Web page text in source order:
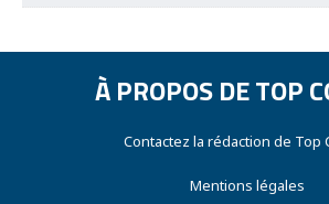
À PROPOS DE TOP
Contactez la rédaction de Top
Mentions légales